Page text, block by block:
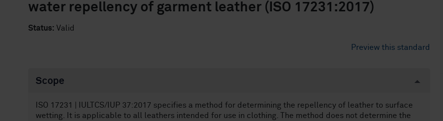
water repellency of garment leather (ISO 17231:2017)
Status: Valid
Preview this standard
Scope
ISO 17231 | IULTCS/IUP 37:2017 specifies a method for determining the repellency of leather to surface
wetting. It is applicable to all leathers intended for use in clothing. The method does not determine the